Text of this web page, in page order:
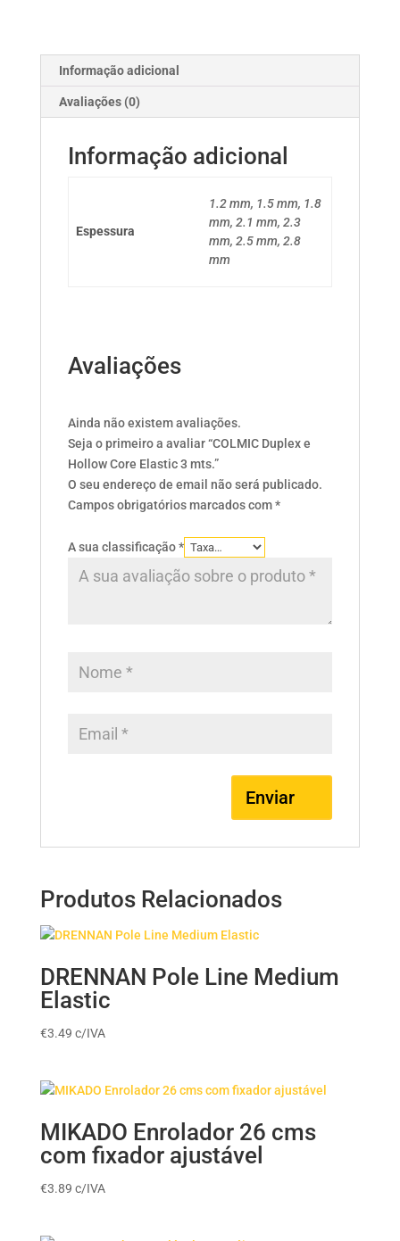
Informação adicional
Avaliações (0)
Informação adicional
Espessura
1.2 mm, 1.5 mm, 1.8
mm, 2.1 mm, 2.3
mm, 2.5 mm, 2.8
mm
Avaliações
Ainda não existem avaliações.
Seja o primeiro a avaliar “COLMIC Duplex e
Hollow Core Elastic 3 mts.”
O seu endereço de email não será publicado.
Campos obrigatórios marcados com*
A sua classificação*
Produtos Relacionados
DRENNAN Pole Line Medium
Elastic
€3.49 c/IVA
MIKADO Enrolador 26 cms
com fixador ajustável
€3.89 c/IVA